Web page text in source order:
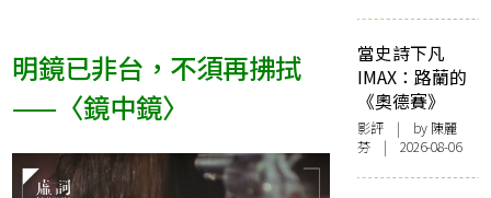
明鏡已非台，不須再拂拭
——〈鏡中鏡〉
當史詩下凡
IMAX：路蘭的
《奧德賽》
影評 | by 陳麗
芬 | 2026-08-06